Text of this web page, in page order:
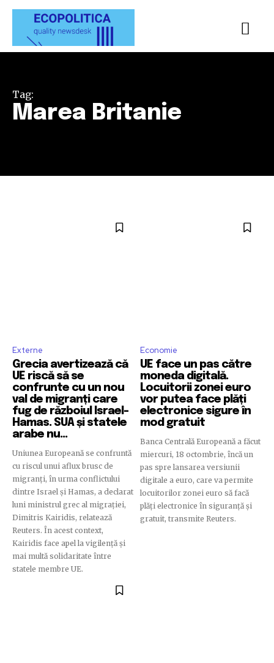
Tag:
Marea Britanie
Externe
Grecia avertizează că
UE riscă să se
confrunte cu un nou
val de migranți care
fug de războiul Israel-
Hamas. SUA și statele
arabe nu...
Uniunea Europeană se confruntă
cu riscul unui aflux brusc de
migranţi, în urma conflictului
dintre Israel și Hamas, a declarat
luni ministrul grec al migraţiei,
Dimitris Kairidis, relatează
Reuters. În acest context,
Kairidis face apel la vigilenţă şi
mai multă solidaritate între
statele membre UE.
Economie
UE face un pas către
moneda digitală.
Locuitorii zonei euro
vor putea face plăți
electronice sigure în
mod gratuit
Banca Centrală Europeană a făcut
miercuri, 18 octombrie, încă un
pas spre lansarea versiunii
digitale a euro, care va permite
locuitorilor zonei euro să facă
plăţi electronice în siguranţă şi
gratuit, transmite Reuters.